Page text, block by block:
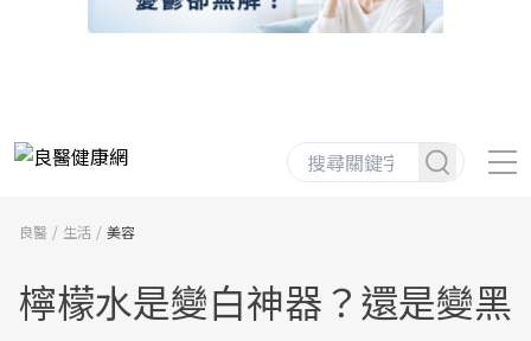
良醫 生活 美容
檸檬水是變白神器？還是變黑